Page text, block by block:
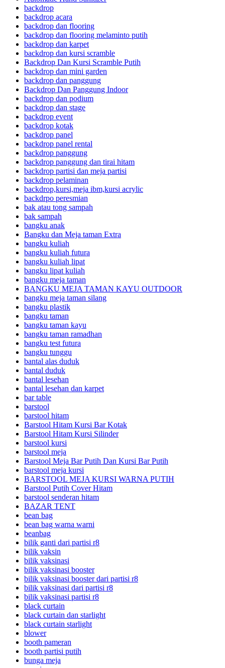
backdrop
backdrop acara
backdrop dan flooring
backdrop dan flooring melaminto putih
backdrop dan karpet
backdrop dan kursi scramble
Backdrop Dan Kursi Scramble Putih
backdrop dan mini garden
backdrop dan panggung
Backdrop Dan Panggung Indoor
backdrop dan podium
backdrop dan stage
backdrop event
backdrop kotak
backdrop panel
backdrop panel rental
backdrop panggung
backdrop panggung dan tirai hitam
backdrop partisi dan meja partisi
backdrop pelaminan
backdrop,kursi,meja ibm,kursi acrylic
backdrpo peresmian
bak atau tong sampah
bak sampah
bangku anak
Bangku dan Meja taman Extra
bangku kuliah
bangku kuliah futura
bangku kuliah lipat
bangku lipat kuliah
bangku meja taman
BANGKU MEJA TAMAN KAYU OUTDOOR
bangku meja taman silang
bangku plastik
bangku taman
bangku taman kayu
bangku taman ramadhan
bangku test futura
bangku tunggu
bantal alas duduk
bantal duduk
bantal lesehan
bantal lesehan dan karpet
bar table
barstool
barstool hitam
Barstool Hitam Kursi Bar Kotak
Barstool Hitam Kursi Silinder
barstool kursi
barstool meja
Barstool Meja Bar Putih Dan Kursi Bar Putih
barstool meja kursi
BARSTOOL MEJA KURSI WARNA PUTIH
Barstool Putih Cover Hitam
barstool senderan hitam
BAZAR TENT
bean bag
bean bag warna warni
beanbag
bilik ganti dari partisi r8
bilik vaksin
bilik vaksinasi
bilik vaksinasi booster
bilik vaksinasi booster dari partisi r8
bilik vaksinasi dari partisi r8
bilik vaksinasi partisi r8
black curtain
black curtain dan starlight
black curtain starlight
blower
booth pameran
booth partisi putih
bunga meja